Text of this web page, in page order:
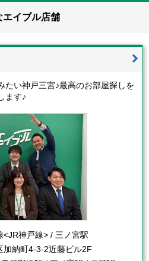
エイブル店舗
たい神戸三宮♪最高のお部屋探しを
ます♪
神戸線> / 三ノ宮駅
加納町4-3-2近藤ビル2F